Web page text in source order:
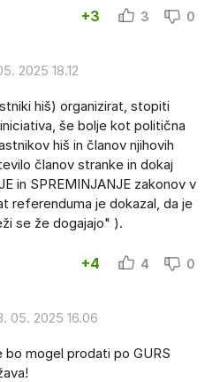
+3 3 0
2025 18.12
hiš) organizirat, stopiti
še bolje kot politična
hiš in članov njihovih
članov stranke in dokaj
in SPREMINJANJE zakonov v
referenduma je dokazal, da je
se že dogajajo" ).
+4 4 0
05. 2025 16.06
mogel prodati po GURS